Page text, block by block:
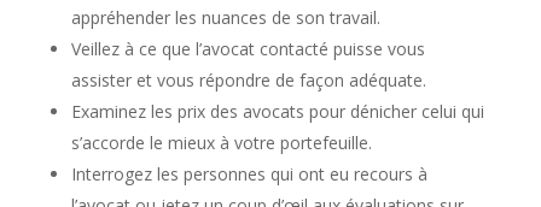
appréhender les nuances de son travail.
Veillez à ce que l’avocat contacté puisse vous
assister et vous répondre de façon adéquate.
Examinez les prix des avocats pour dénicher celui qui
s’accorde le mieux à votre portefeuille.
Interrogez les personnes qui ont eu recours à